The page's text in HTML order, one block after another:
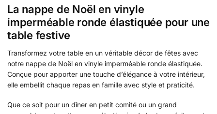
La nappe de Noël en vinyle
imperméable ronde élastiquée pour une
table festive
Transformez votre table en un véritable décor de fêtes avec
notre nappe de Noël en vinyle imperméable ronde élastiquée.
Conçue pour apporter une touche d’élégance à votre intérieur,
elle embellit chaque repas en famille avec style et praticité.
Que ce soit pour un dîner en petit comité ou un grand